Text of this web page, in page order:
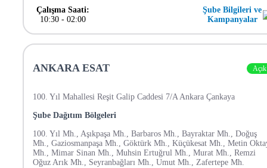
Çalışma Saati:
10:30- 02:00
Şube Bilgileri ve
Kampanyalar
ANKARA ESAT Açık
100. Yıl Mahallesi Reşit Galip Caddesi 7/A Ankara Çankaya
Şube Dağıtım Bölgeleri
100. Yıl Mh., Aşıkpaşa Mh., Barbaros Mh., Bayraktar Mh., Doğuş
Mh., Gaziosmanpaşa Mh., Göktürk Mh., Küçükesat Mh., Metin
Mh., Mimar Sinan Mh., Muhsin Ertuğrul Mh., Murat Mh., Remzi
Oğuz Arık Mh., Seyranbağları Mh., Umut Mh., Zafertepe Mh.